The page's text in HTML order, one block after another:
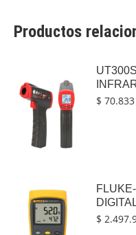
Productos
$ 70.833
$